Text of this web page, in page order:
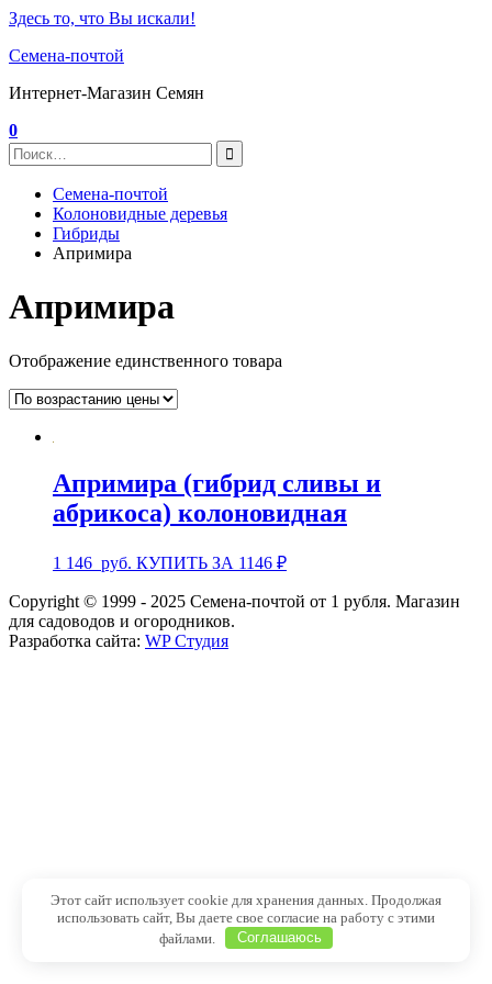
Здесь то, что Вы искали!
Семена-почтой
Интернет-Магазин Семян
0
Семена-почтой
Колоновидные деревья
Гибриды
Апримира
Апримира
Отображение единственного товара
Апримира (гибрид сливы и
абрикоса) колоновидная
1 146 руб. КУПИТЬ ЗА 1146 ₽
Copyright © 1999 - 2025 Семена-почтой от 1 рубля. Магазин
для садоводов и огородников.
Разработка сайта: WP Студия
Этот сайт использует cookie для хранения данных. Продолжая
использовать сайт, Вы даете свое согласие на работу с этими
файлами.
Соглашаюсь